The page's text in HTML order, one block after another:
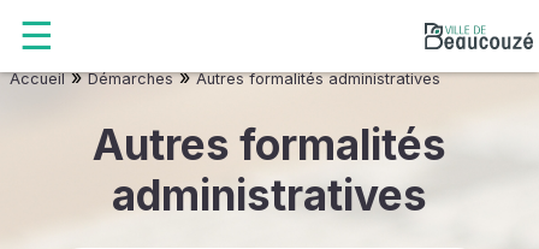
Accueil»Démarches»Autres formalités administratives
Autres formalités
administratives